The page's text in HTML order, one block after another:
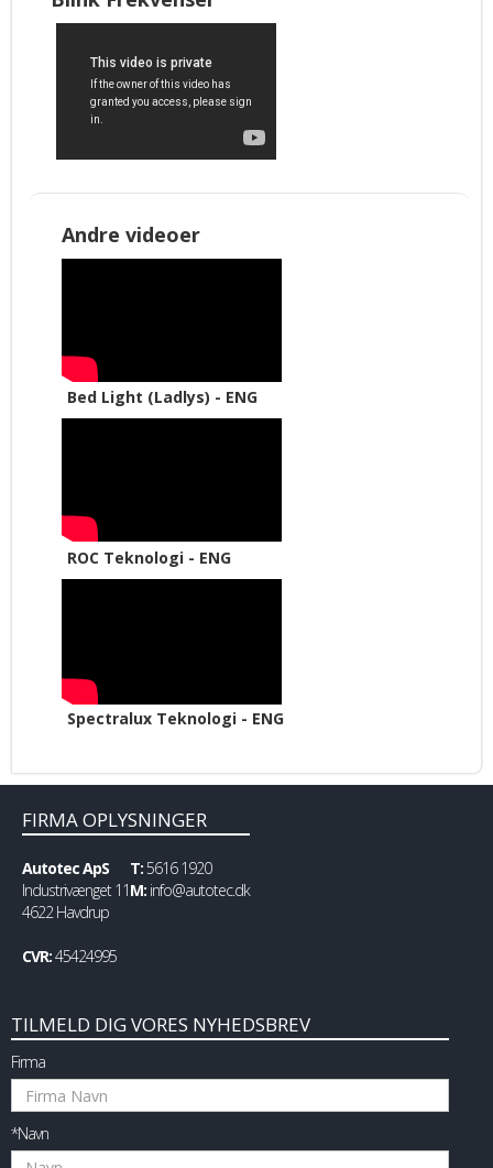
Andre videoer
Bed Light (Ladlys) - ENG
ROC Teknologi - ENG
Spectralux Teknologi - ENG
FIRMA OPLYSNINGER
Autotec ApS
Industrivænget 11
4622 Havdrup
CVR:45424995
T:5616 1920
M: info@autotec.dk
TILMELD DIG VORES NYHEDSBREV
Firma
*Navn